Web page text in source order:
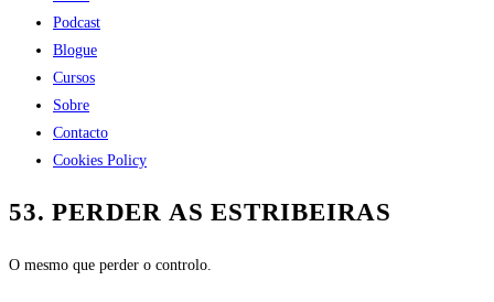
Podcast
Blogue
Cursos
Sobre
Contacto
Cookies Policy
53. PERDER AS ESTRIBEIRAS
O mesmo que perder o controlo.